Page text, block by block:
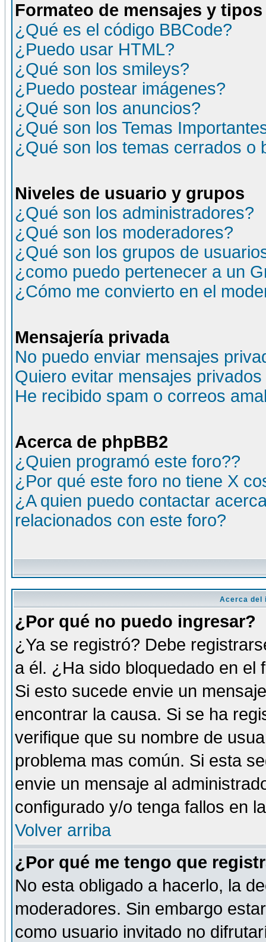
Formateo de mensajes y
¿Qué es el código BBCode?
¿Puedo usar HTML?
¿Qué son los smileys?
¿Puedo postear imágenes?
¿Qué son los anuncios?
¿Qué son los Temas
¿Qué son los temas cerrados o
Niveles de usuario y grupos
¿Qué son los administradores?
¿Qué son los moderadores?
¿Qué son los grupos de
¿como puedo pertenecer a un
¿Cómo me convierto en el
Mensajería privada
No puedo enviar mensajes
Quiero evitar mensajes
He recibido spam o correos
Acerca de phpBB2
¿Quien programó este foro??
¿Por qué este foro no tiene X
¿A quien puedo contactar
relacionados con este foro?
Acerca del
¿Por qué no puedo ingresar?
¿Ya se registró? Debe
a él. ¿Ha sido bloquedado en
Si esto sucede envie un
encontrar la causa. Si se ha
verifique que su nombre de
problema mas común. Si esta
envie un mensaje al
configurado y/o tenga fallos en
Volver arriba
¿Por qué me tengo que
No esta obligado a hacerlo, la
moderadores. Sin embargo
como usuario invitado no